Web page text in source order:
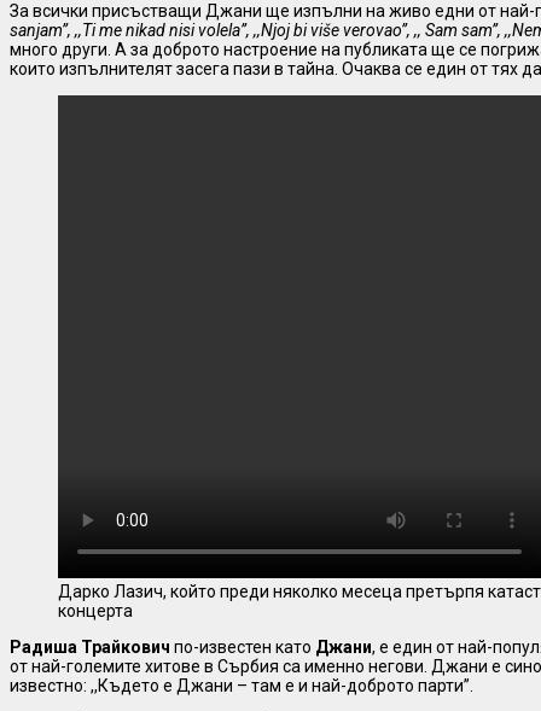
За всички присъстващи Джани ще изпълни на живо едни от най-
sanjam”, ,,Ti me nikad nisi volela”, ,,Njoj bi više verovao”, ,, Sam sam”,
много други. А за доброто настроение на публиката ще се
които изпълнителят засега пази в тайна. Очаква се един от тях
Дарко Лазич, който преди няколко месеца претърпя
концерта
Радиша Трайкович по-известен като Джани, е един от най-
от най-големите хитове в Сърбия са именно негови. Джани е
известно: ,,Където е Джани – там е и най-доброто парти”.